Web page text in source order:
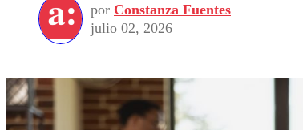
por Constanza Fuentes
julio 02, 2026